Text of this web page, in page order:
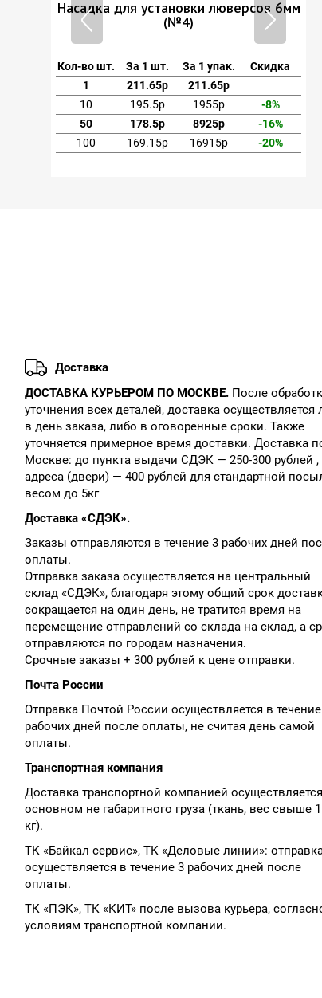
Насадка для установки люверсов 6мм
(№4)
Кол-во шт. За 1 шт. За 1 упак.
Скидка
1
211.65р
211.65р
10
195.5р 1955р
-8%
50
178.5р 8925р
-16%
100
169.15р 16915р -20%
Доставка
ДОСТАВКА КУРЬЕРОМ ПО МОСКВЕ.После
уточнения всех деталей, доставка осуществляется
в день заказа, либо в оговоренные сроки. Также
уточняется примерное время доставки. Доставка
Москве: до пункта выдачи СДЭК — 250-300 рублей ,
адреса (двери) — 400 рублей для стандартной
весом до 5кг
Доставка «СДЭК».
Заказы отправляются в течение 3 рабочих дней
оплаты.
Отправка заказа осуществляется на центральный
склад «СДЭК», благодаря этому общий срок
сокращается на один день, не тратится время на
перемещение отправлений со склада на склад, а
отправляются по городам назначения.
Срочные заказы + 300 рублей к цене отправки.
Почта России
Отправка Почтой России осуществляется в
рабочих дней после оплаты, не считая день самой
оплаты.
Транспортная компания
Доставка транспортной компанией
основном не габаритного груза (ткань, вес свыше
кг).
ТК «Байкал сервис», ТК «Деловые линии»:
осуществляется в течение 3 рабочих дней после
оплаты.
ТК «ПЭК», ТК «КИТ» после вызова курьера,
условиям транспортной компании.